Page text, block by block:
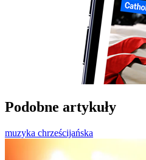
Podobne artykuły
muzyka chrześcijańska